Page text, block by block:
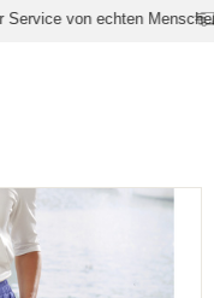
von echten Menschen